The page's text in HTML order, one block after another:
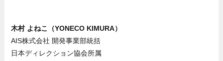
木村 よねこ（YONECO KIMURA）
AIS株式会社 開発事業部統括
日本ディレクション協会所属